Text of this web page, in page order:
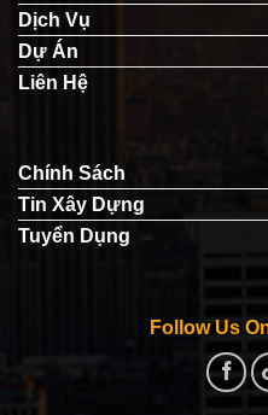
Dịch Vụ
Dự Án
Liên Hệ
Chính Sách
Tin Xây Dựng
Tuyển Dụng
Follow Us